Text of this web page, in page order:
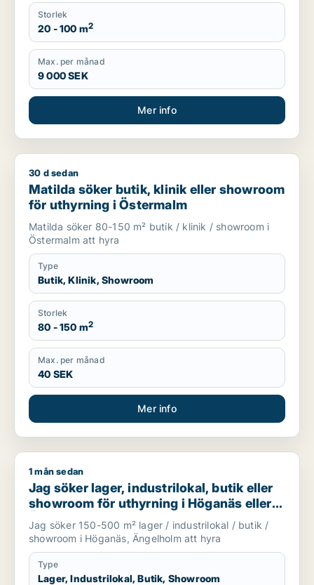
Storlek
20 - 100 m2
Max. per månad
9 000 SEK
Mer info
Matilda söker butik, klinik eller showroom för uthyrning i
30 d sedan
Matilda söker butik, klinik eller showroom
för uthyrning i Östermalm
Matilda söker 80-150 m² butik / klinik / showroom i
Östermalm att hyra
Type
Butik, Klinik, Showroom
Storlek
80 - 150 m2
Max. per månad
40 SEK
Mer info
Jag söker lager, industrilokal, butik eller showroom för
1 mån sedan
Jag söker lager, industrilokal, butik eller
showroom för uthyrning i Höganäs eller
Ängelholm
Jag söker 150-500 m² lager / industrilokal / butik /
showroom i Höganäs, Ängelholm att hyra
Type
Lager, Industrilokal, Butik, Showroom